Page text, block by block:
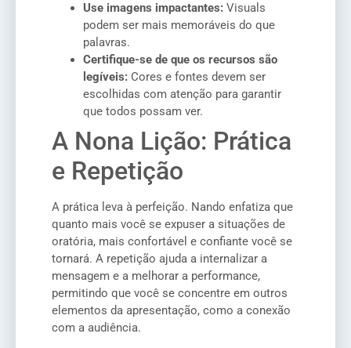
Use imagens impactantes: Visuals
podem ser mais memoráveis do que
palavras.
Certifique-se de que os recursos são
legíveis: Cores e fontes devem ser
escolhidas com atenção para garantir
que todos possam ver.
A Nona Lição: Prática
e Repetição
A prática leva à perfeição. Nando enfatiza que
quanto mais você se expuser a situações de
oratória, mais confortável e confiante você se
tornará. A repetição ajuda a internalizar a
mensagem e a melhorar a performance,
permitindo que você se concentre em outros
elementos da apresentação, como a conexão
com a audiência.